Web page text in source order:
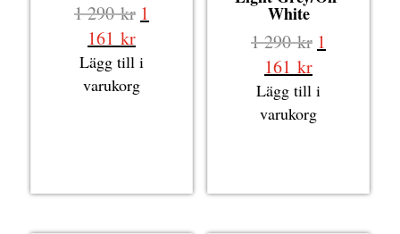
1 290kr Det
priset
var:
1
161 krDet
nuvarande
priset
Lägg till i
varukorg
White
1 290kr Det
priset
var:
1
161 krDet
nuvarande
priset
Lägg till i
varukorg